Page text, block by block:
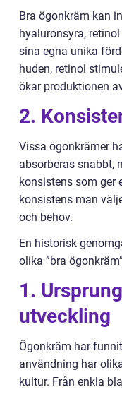
Bra ögonkräm kan
hyaluronsyra,
sina egna unika
huden, retinol
ökar produktionen
2.
Vissa ögonkrämer
absorberas snabbt,
konsistens som ger
konsistens man
och behov.
En historisk
olika ”bra ögonkräm”
1.
utveckling
Ögonkräm har
användning har
kultur. Från enkla